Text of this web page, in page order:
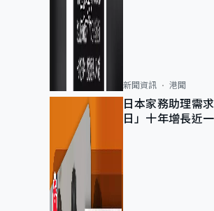
新聞資訊 港聞
日本家務助理需
日」十年增長近